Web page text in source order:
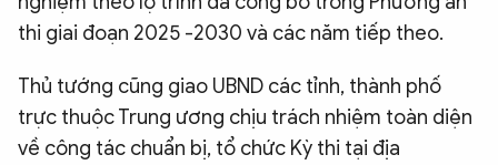
thi giai đoạn 2025 -2030 và các năm tiếp theo.
Thủ tướng cũng giao UBND các tỉnh, thành phố
trực thuộc Trung ương chịu trách nhiệm toàn diện
về công tác chuẩn bị, tổ chức Kỳ thi tại địa